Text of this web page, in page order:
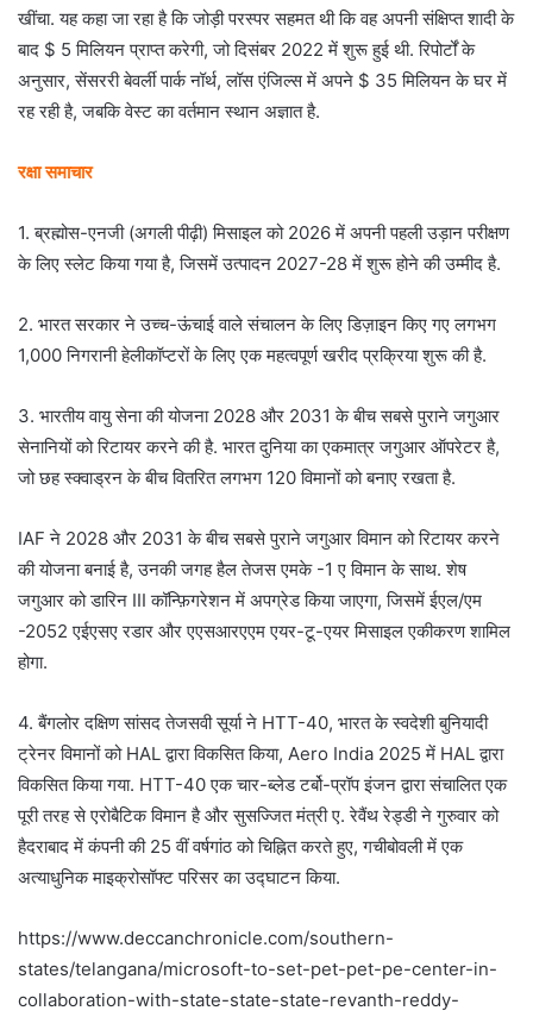
खींचा. यह कहा जा रहा है कि जोड़ी परस्पर सहमत थी कि वह अपनी संक्षिप्त शादी के
बाद $ 5 मिलियन प्राप्त करेगी, जो दिसंबर 2022 में शुरू हुई थी. रिपोर्टों के
अनुसार, सेंसररी बेवर्ली पार्क नॉर्थ, लॉस एंजिल्स में अपने $ 35 मिलियन के घर में
रह रही है, जबकि वेस्ट का वर्तमान स्थान अज्ञात है.
रक्षा समाचार
1. ब्रह्मोस-एनजी (अगली पीढ़ी) मिसाइल को 2026 में अपनी पहली उड़ान परीक्षण
के लिए स्लेट किया गया है, जिसमें उत्पादन 2027-28 में शुरू होने की उम्मीद है.
2. भारत सरकार ने उच्च-ऊंचाई वाले संचालन के लिए डिज़ाइन किए गए लगभग
1,000 निगरानी हेलीकॉप्टरों के लिए एक महत्वपूर्ण खरीद प्रक्रिया शुरू की है.
3. भारतीय वायु सेना की योजना 2028 और 2031 के बीच सबसे पुराने जगुआर
सेनानियों को रिटायर करने की है. भारत दुनिया का एकमात्र जगुआर ऑपरेटर है,
जो छह स्क्वाड्रन के बीच वितरित लगभग 120 विमानों को बनाए रखता है.
IAF ने 2028 और 2031 के बीच सबसे पुराने जगुआर विमान को रिटायर करने
की योजना बनाई है, उनकी जगह हैल तेजस एमके -1 ए विमान के साथ. शेष
जगुआर को डारिन III कॉन्फ़िगरेशन में अपग्रेड किया जाएगा, जिसमें ईएल/एम
-2052 एईएसए रडार और एएसआरएएम एयर-टू-एयर मिसाइल एकीकरण शामिल
होगा.
4. बैंगलोर दक्षिण सांसद तेजसवी सूर्या ने HTT-40, भारत के स्वदेशी बुनियादी
ट्रेनर विमानों को HAL द्वारा विकसित किया, Aero India 2025 में HAL द्वारा
विकसित किया गया. HTT-40 एक चार-ब्लेड टर्बो-प्रॉप इंजन द्वारा संचालित एक
पूरी तरह से एरोबैटिक विमान है और सुसज्जित मंत्री ए. रेवैंथ रेड्डी ने गुरुवार को
हैदराबाद में कंपनी की 25 वीं वर्षगांठ को चिह्नित करते हुए, गचीबोवली में एक
अत्याधुनिक माइक्रोसॉफ्ट परिसर का उद्घाटन किया.
https://www.deccanchronicle.com/southern-
states/telangana/microsoft-to-set-pet-pet-pe-center-in-
collaboration-with-state-state-state-revanth-reddy-